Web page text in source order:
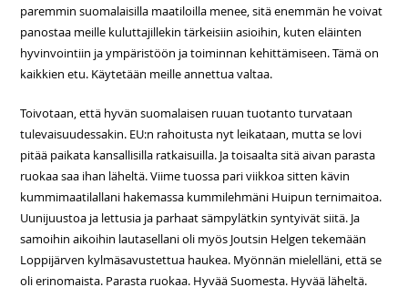
paremmin suomalaisilla maatiloilla menee, sitä enemmän he voivat
panostaa meille kuluttajillekin tärkeisiin asioihin, kuten eläinten
hyvinvointiin ja ympäristöön ja toiminnan kehittämiseen. Tämä on
kaikkien etu. Käytetään meille annettua valtaa.
Toivotaan, että hyvän suomalaisen ruuan tuotanto turvataan
tulevaisuudessakin. EU:n rahoitusta nyt leikataan, mutta se lovi
pitää paikata kansallisilla ratkaisuilla. Ja toisaalta sitä aivan parasta
ruokaa saa ihan läheltä. Viime tuossa pari viikkoa sitten kävin
kummimaatilallani hakemassa kummilehmäni Huipun ternimaitoa.
Uunijuustoa ja lettusia ja parhaat sämpylätkin syntyivät siitä. Ja
samoihin aikoihin lautasellani oli myös Joutsin Helgen tekemään
Loppijärven kylmäsavustettua haukea. Myönnän mielelläni, että se
oli erinomaista. Parasta ruokaa. Hyvää Suomesta. Hyvää läheltä.